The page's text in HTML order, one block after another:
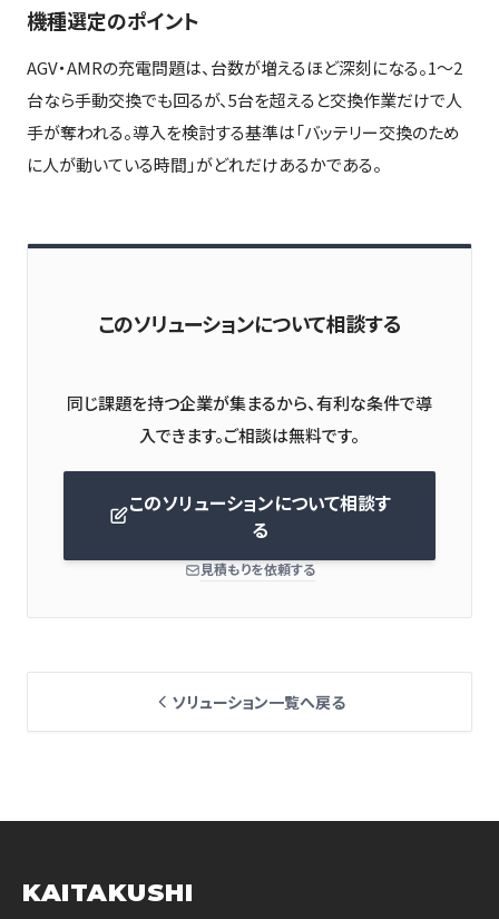
機種選定のポイント
AGV・AMRの充電問題は、台数が増えるほど深刻になる。1〜2
台なら手動交換でも回るが、5台を超えると交換作業だけで人
手が奪われる。導入を検討する基準は「バッテリー交換のため
に人が動いている時間」がどれだけあるかである。
このソリューションについて相談する
同じ課題を持つ企業が集まるから、有利な条件で導
このソリューションについて相談す
る
見積もりを依頼する
ソリューション一覧へ戻る
KAITAKUSHI